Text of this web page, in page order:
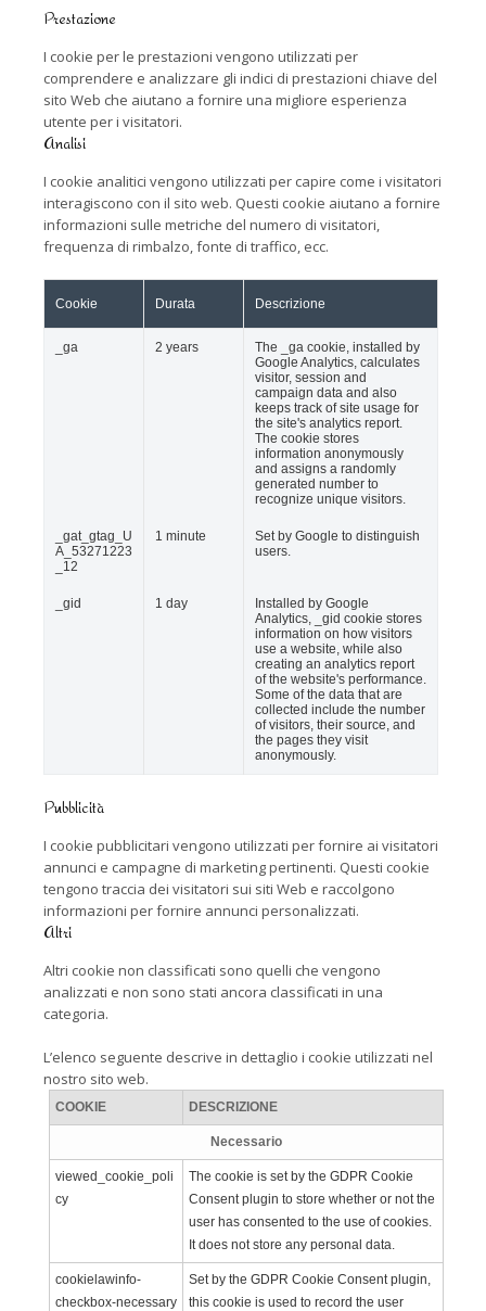
Prestazione
I cookie per le prestazioni vengono utilizzati per
comprendere e analizzare gli indici di prestazioni chiave del
sito Web che aiutano a fornire una migliore esperienza
utente per i visitatori.
Analisi
I cookie analitici vengono utilizzati per capire come i visitatori
interagiscono con il sito web. Questi cookie aiutano a fornire
informazioni sulle metriche del numero di visitatori,
frequenza di rimbalzo, fonte di traffico, ecc.
Cookie Durata Descrizione
_ga 2 years
The _ga cookie, installed by
Google Analytics, calculates
visitor, session and
campaign data and also
keeps track of site usage for
the site's analytics report.
The cookie stores
information anonymously
and assigns a randomly
generated number to
recognize unique visitors.
_gat_gtag_U
A_53271223
_12
1 minute
Set by Google to distinguish
users.
_gid 1 day
Installed by Google
Analytics, _gid cookie stores
information on how visitors
use a website, while also
creating an analytics report
of the website's performance.
Some of the data that are
collected include the number
of visitors, their source, and
the pages they visit
anonymously.
Pubblicità
I cookie pubblicitari vengono utilizzati per fornire ai visitatori
annunci e campagne di marketing pertinenti. Questi cookie
tengono traccia dei visitatori sui siti Web e raccolgono
informazioni per fornire annunci personalizzati.
Altri
Altri cookie non classificati sono quelli che vengono
analizzati e non sono stati ancora classificati in una
categoria.
L’elenco seguente descrive in dettaglio i cookie utilizzati nel
nostro sito web.
COOKIE DESCRIZIONE
Necessario
viewed_cookie_poli
cy
The cookie is set by the GDPR Cookie
Consent plugin to store whether or not the
user has consented to the use of cookies.
It does not store any personal data.
cookielawinfo-
checkbox-necessary
Set by the GDPR Cookie Consent plugin,
this cookie is used to record the user